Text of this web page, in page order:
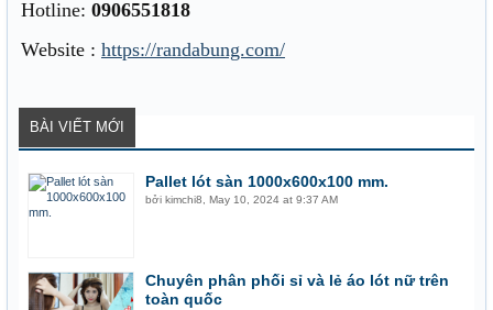
Hotline: 0906551818
Website : https://randabung.com/
BÀI VIẾT MỚI
Pallet lót sàn 1000x600x100 mm.
bởikimchi8,May 10, 2024 at 9:37 AM
Chuyên phân phối sỉ và lẻ áo lót nữ trên
toàn quốc